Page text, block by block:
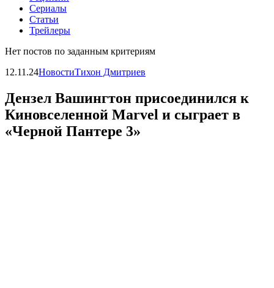
Сериалы
Статьи
Трейлеры
Нет постов по заданным критериям
12.11.24НовостиТихон Дмитриев
Дензел Вашингтон присоединился к
Киновселенной Marvel и сыграет в
«Черной Пантере 3»